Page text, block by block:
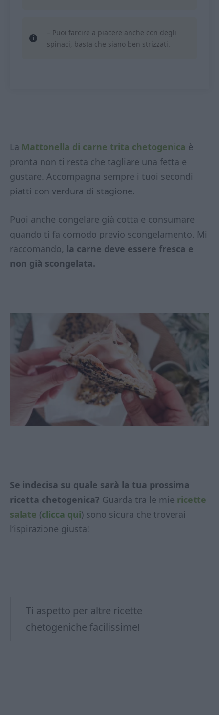
– Puoi farcire a piacere anche con degli
spinaci, basta che siano ben strizzati.
La Mattonella di carne trita chetogenica è
pronta non ti resta che tagliare una fetta e
gustare. Accompagna sempre i tuoi secondi
piatti con verdura di stagione.
Puoi anche congelare già cotta e consumare
quando ti fa comodo previo scongelamento. Mi
raccomando, la carne deve essere fresca e
non già scongelata.
Se indecisa su quale sarà la tua prossima
ricetta chetogenica? Guarda tra le mie ricette
salate (clicca qui) sono sicura che troverai
l’ispirazione giusta!
Ti aspetto per altre ricette
chetogeniche facilissime!